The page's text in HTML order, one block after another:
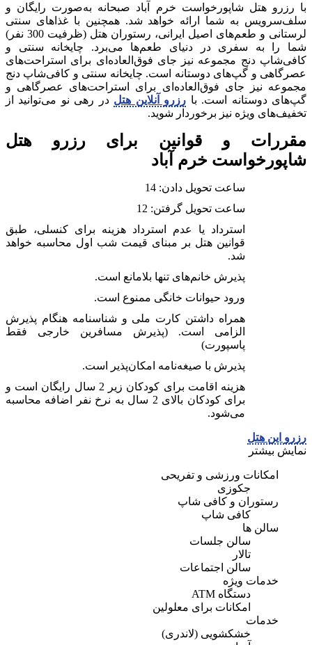
با رزرو هتل شاپورخواست خرم آباد صبحانه به‌صورت رایگان و
سلف‌سرویس به شما ارائه خواهد شد. همچنین با غذاهای سنتی
لرستانی و طعم‌های اصیل ایرانی، رستوران هتل (ظرفیت 300 نفر)
شما را به سفری در دنیای طعم‌ها می‌برد. چایخانه سنتی و
کافی‌شاپ دنج مجموعه نیز جای فوق‌العاده‌ای برای استراحت‌های
عصرگاهی و گپ‌های دوستانه‌ است. چایخانه سنتی و کافی‌شاپ دنج
مجموعه نیز جای فوق‌العاده‌ای برای استراحت‌های عصرگاهی و
گپ‌های دوستانه‌ است. با رزرو آنلاین هتل در رهی نو می‌توانید از
تخفیف‌های ویژه نیز برخوردار شوید.
مقررات و قوانین برای رزرو هتل
شاپورخواست خرم آباد
ساعت تحویل دادن: 14
ساعت تحویل گرفتن: 12
استرداد یا عدم استرداد هزینه برای کنسلی، طبق
قوانین هتل بر مبنای قیمت شب اول محاسبه خواهد
شد.
پذیرش خانم‌های تنها بلامانع است.
ورود حیوانات خانگی ممنوع است.
همراه داشتن کارت ملی و شناسنامه هنگام پذیرش
الزامی است. (پذیرش مسافرین خارجی فقط
پاسپورت)
پذیرش با صیغه‌نامه امکان‌پذیر است.
هزینه اقامت برای کودکان زیر 2 سال رایگان است و
برای کودکان بالای 2 سال به نرخ نفر اضافه محاسبه
می‌شود.
رزرو این هتل
نمایش بیشتر
امکانات ورزشی و تفریحی
جکوزی
رستوران و کافی شاپ
کافی شاپ
سالن ها
سالن جلسات
تالار
سالن اجتماعات
خدمات ویژه
دستگاه ATM
امكانات برای معلولين
خدمات
خشکشویی (لاندری)